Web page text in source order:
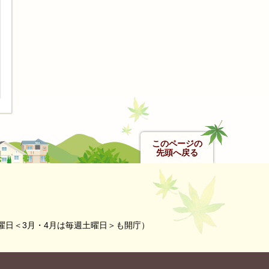
このページの
先頭へ戻る
＜3月・4月は毎週土曜日＞も開庁）